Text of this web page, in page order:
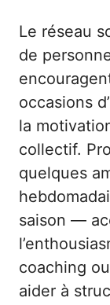
Le réseau
de
occasions
la
collectif.
quelques
saison —
coaching
aider à